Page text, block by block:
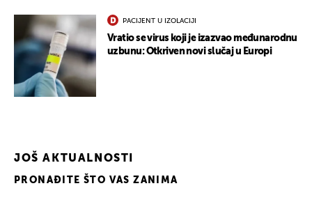
PACIJENT U IZOLACIJI
Vratio se virus koji je izazvao međunarodnu
uzbunu: Otkriven novi slučaj u Europi
JOŠ AKTUALNOSTI
PRONAĐITE ŠTO VAS ZANIMA